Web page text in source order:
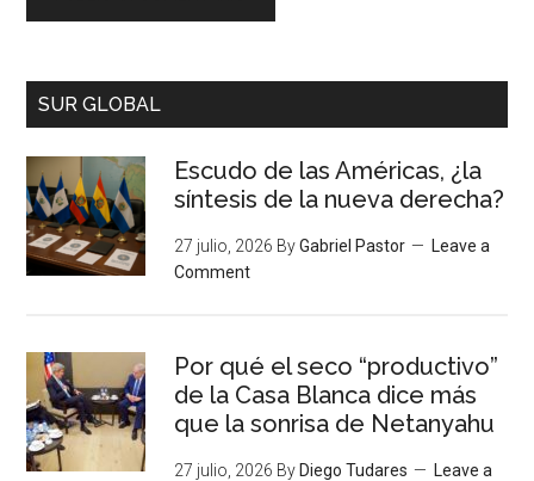
SUR GLOBAL
Escudo de las Américas, ¿la
síntesis de la nueva derecha?
27 julio, 2026 ByGabriel Pastor
Leave a
Comment
Por qué el seco “productivo”
de la Casa Blanca dice más
que la sonrisa de Netanyahu
27 julio, 2026 By Diego Tudares
Leave a